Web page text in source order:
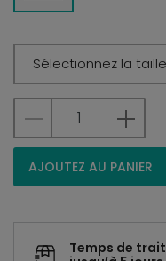
Sélectionnez la taille
AJOUTEZ AU PANIER
Temps de